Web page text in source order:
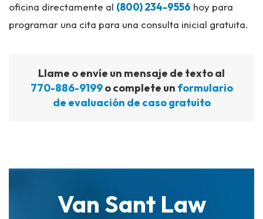
oficina directamente al (800) 234-9556 hoy para
programar una cita para una consulta inicial gratuita.
Llame o envíe un mensaje de texto al
770-886-9199o complete un formulario
de evaluación de caso gratuito
Van Sant Law